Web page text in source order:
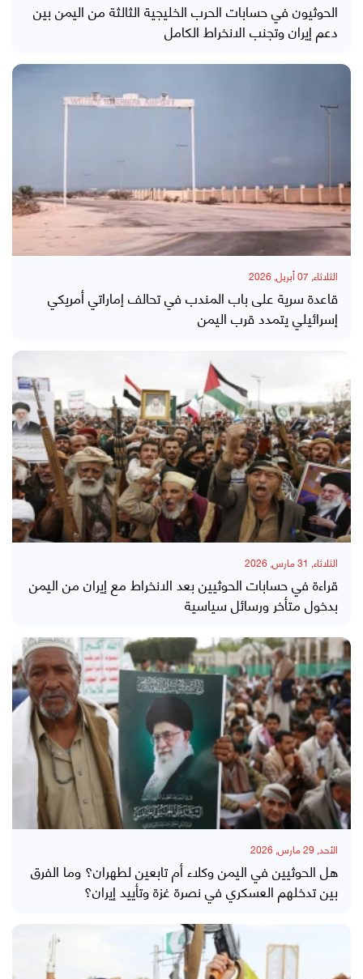
الحوثيون في حسابات الحرب الخليجية الثالثة من اليمن بين
دعم إيران وتجنب الانخراط الكامل
الثلاثاء, 07 أبريل, 2026
قاعدة سرية على باب المندب في تحالف إماراتي أمريكي
إسرائيلي يتمدد قرب اليمن
الثلاثاء, 31 مارس, 2026
قراءة في حسابات الحوثيين بعد الانخراط مع إيران من اليمن
بدخول متأخر ورسائل سياسية
الأحد, 29 مارس, 2026
هل الحوثيين في اليمن وكلاء أم تابعين لطهران؟ وما الفرق
بين تدخلهم العسكري في نصرة غزة وتأييد إيران؟